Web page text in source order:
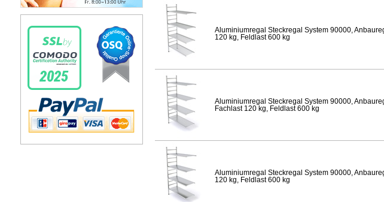
Aluminiumregal Steckregal System 90000,
120 kg, Feldlast 600 kg
Aluminiumregal Steckregal System 90000,
Fachlast 120 kg, Feldlast 600 kg
Aluminiumregal Steckregal System 90000,
120 kg, Feldlast 600 kg